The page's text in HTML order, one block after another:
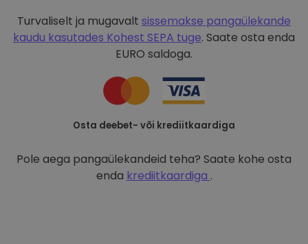
Turvaliselt ja mugavalt sissemakse pangaülekande
kaudu kasutades Kohest SEPA tuge. Saate osta enda
EURO saldoga.
Osta deebet- või krediitkaardiga
Pole aega pangaülekandeid teha? Saate kohe osta
enda krediitkaardiga .